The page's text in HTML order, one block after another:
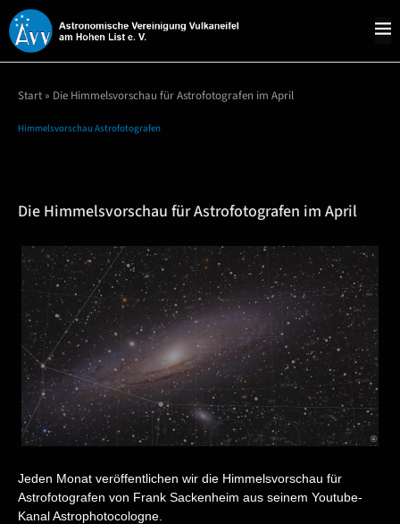
Start » Die Himmelsvorschau für Astrofotografen im April
Himmelsvorschau Astrofotografen
Die Himmelsvorschau für Astrofotografen im April
Jeden Monat veröffentlichen wir die Himmelsvorschau für
Astrofotografen von Frank Sackenheim aus seinem Youtube-
KanalAstrophotocologne